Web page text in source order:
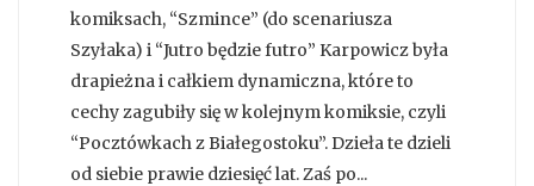
komiksach, “Szmince” (do scenariusza
Szyłaka) i “Jutro będzie futro” Karpowicz była
drapieżna i całkiem dynamiczna, które to
cechy zagubiły się w kolejnym komiksie, czyli
“Pocztówkach z Białegostoku”. Dzieła te dzieli
od siebie prawie dziesięć lat. Zaś po...